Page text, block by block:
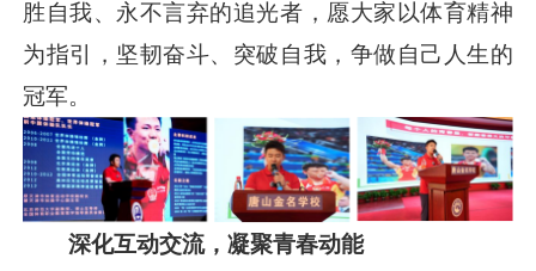
胜自我、永不言弃的追光者，愿大家以体育精神
为指引，坚韧奋斗、突破自我，争做自己人生的
冠军。
深化互动交流，凝聚青春动能